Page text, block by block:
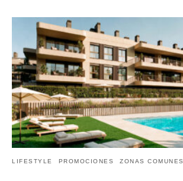
LIFESTYLE PROMOCIONES ZONAS COMUNES